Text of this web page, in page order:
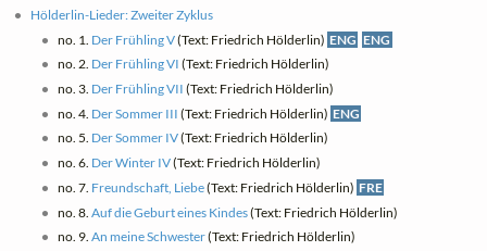
Hölderlin-Lieder: Zweiter Zyklus
no. 1. Der Frühling V(Text: Friedrich Hölderlin) ENG ENG
no. 2. Der Frühling VI (Text: Friedrich Hölderlin)
no. 3. Der Frühling VII (Text: Friedrich Hölderlin)
no. 4. Der Sommer III (Text: Friedrich Hölderlin) ENG
no. 5. Der Sommer IV(Text: Friedrich Hölderlin)
no. 6. Der Winter IV(Text: Friedrich Hölderlin)
no. 7. Freundschaft, Liebe(Text: Friedrich Hölderlin) FRE
no. 8. Auf die Geburt eines Kindes(Text: Friedrich Hölderlin)
no. 9. An meine Schwester(Text: Friedrich Hölderlin)